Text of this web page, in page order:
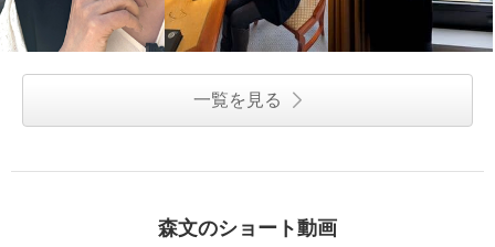
一覧を見る
森文のショート動画